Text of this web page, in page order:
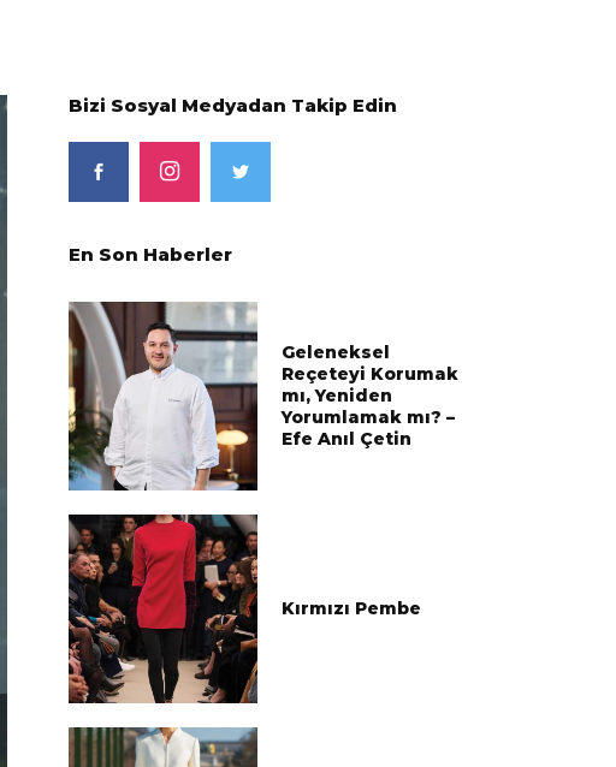
Bizi Sosyal Medyadan Takip Edin
En Son Haberler
Geleneksel
Reçeteyi Korumak
mı, Yeniden
Yorumlamak mı? –
Efe Anıl Çetin
Kırmızı Pembe